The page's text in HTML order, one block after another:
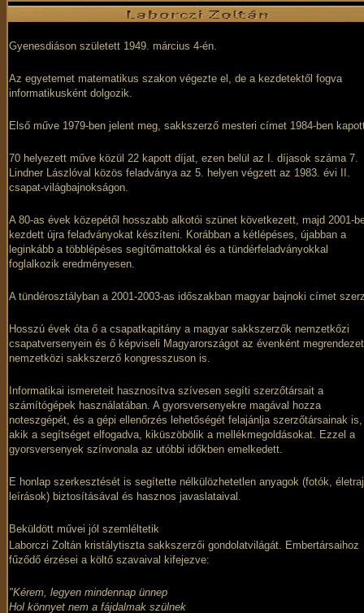
Gyenesdiáson született 1949. március 4-én.
Az egyetemet matematikus szakon végezte el, de a kezdetektől fogva
informatikusként dolgozik.
Első műve 1979-ben jelent meg, sakkszerző mesteri címet 1984-ben
70 helyezett műve közül 22 kapott díjat, ezen belül az I. díjasok száma 7.
Lindner Lászlóval közös feladványa az 5. helyen végzett az 1983. évi II.
csapat-világbajnokságon.
A 80-as évek közepétől hosszabb alkotói szünet következett, majd 2001-
kezdett újra feladványokat készíteni. Korábban a kétlépéses, újabban a
leginkább a többlépéses segítőmattokkal és a tündérfeladványokkal
foglalkozik eredményesen.
A tündérosztályban a 2001-2003-as időszakban magyar bajnoki címet
Hosszú évek óta ő a csapatkapitány a magyar sakkszerzők nemzetkőzi
csapatversenyein és ő képviseli Magyarországot az évenként
nemzetközi sakkszerző kongresszuson is.
Informatikai ismereteit hasznosítva szívesen segíti szerzőtársait a
számítógépek használatában. A gyorsversenyekre magával hozza
noteszgépét, és a gépi ellenőrzés lehetőségét felajánlja szerzőtársainak is,
akik a segítséget elfogadva, kiküszöbölik a mellékmegoldásokat. Ezzel a
gyorsversenyek színvonala az utóbbi időkben emelkedett.
E honlap szerkesztését is segítette nélkülözhetetlen anyagok (fotók,
leírások) biztosításával és hasznos javaslataival.
Beküldött művei jól szemléltetik
Laborczi Zoltán kristálytiszta sakkszerzői gondolatvilágát. Embertársaihoz
fűződő érzései a költő szavaival kifejezve:
"Kérem, legyen mindennap ünnep
Hol könnyet nem a fájdalmak szülnek